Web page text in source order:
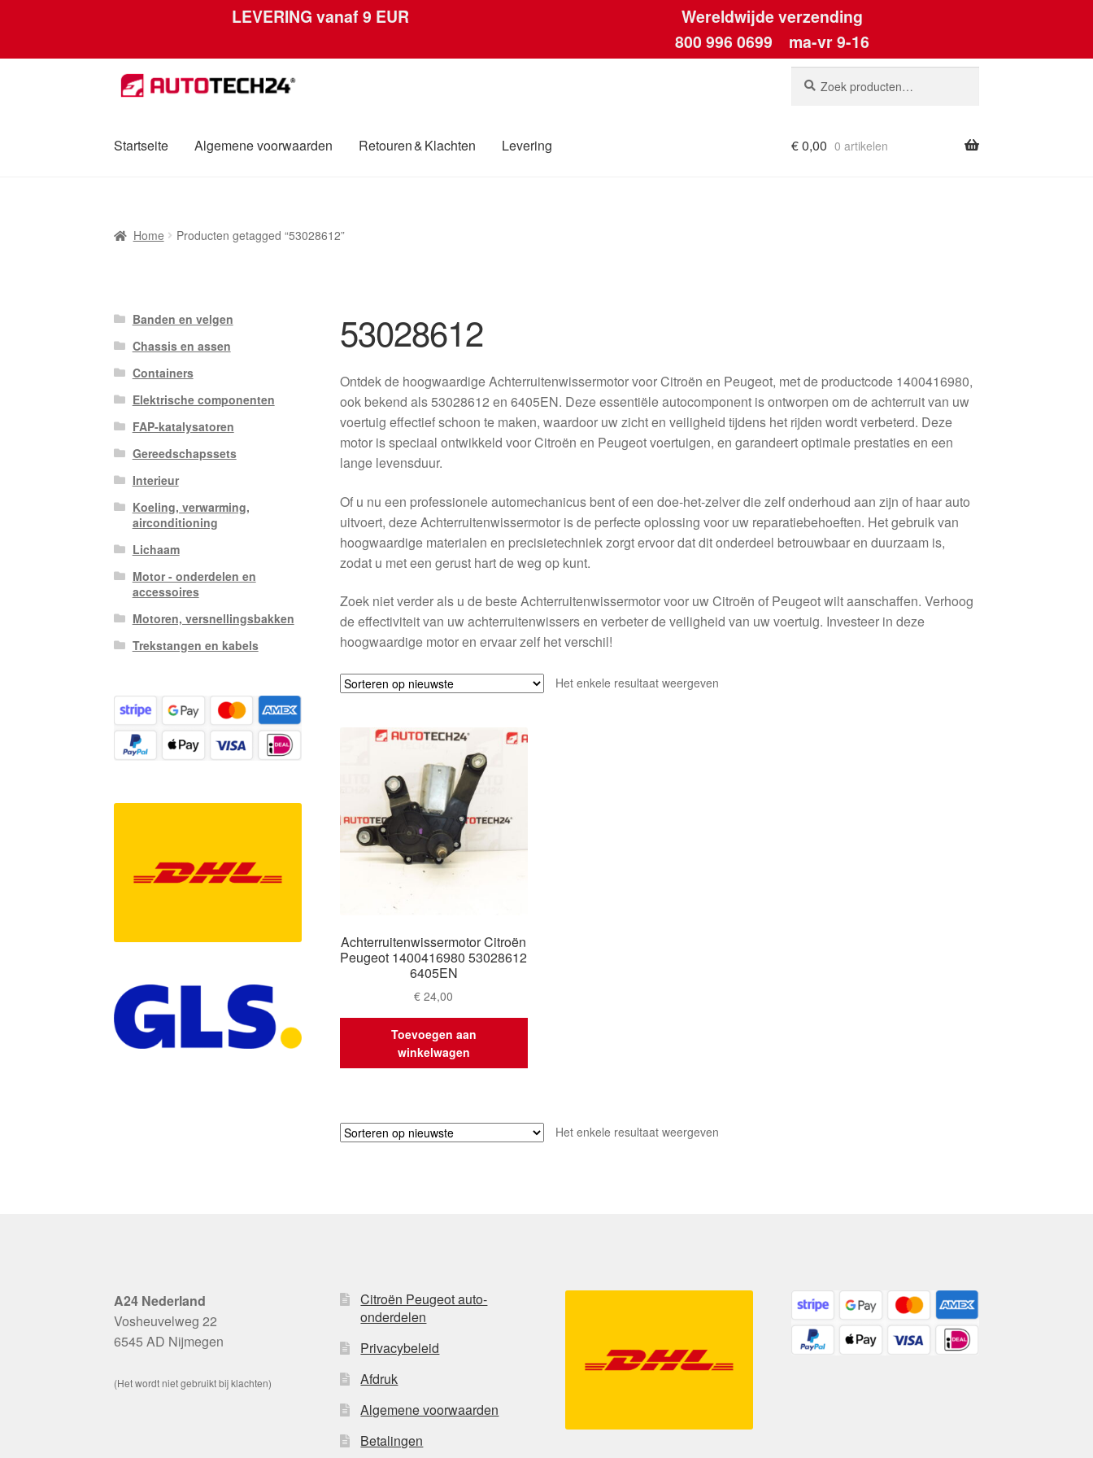
LEVERING vanaf 9 EUR
Wereldwijde verzending
800 996 0699 ma-vr 9-16
Ga
door
navigatie
Ga
naar
inhoud
naar:
Startseite Algemene voorwaarden Retouren & Klachten Levering
Over ons PrivacybeleidWereldwijde verzending
€0,00 0 artikelen
Home Producten getagged “53028612”
53028612
Ontdek de hoogwaardige Achterruitenwissermotor voor Citroën en Peugeot, met de productcode 1400416980,
ook bekend als 53028612 en 6405EN. Deze essentiële autocomponent is ontworpen om de achterruit van uw
voertuig effectief schoon te maken, waardoor uw zicht en veiligheid tijdens het rijden wordt verbeterd. Deze
motor is speciaal ontwikkeld voor Citroën en Peugeot voertuigen, en garandeert optimale prestaties en een
lange levensduur.
Of u nu een professionele automechanicus bent of een doe-het-zelver die zelf onderhoud aan zijn of haar auto
uitvoert, deze Achterruitenwissermotor is de perfecte oplossing voor uw reparatiebehoeften. Het gebruik van
hoogwaardige materialen en precisietechniek zorgt ervoor dat dit onderdeel betrouwbaar en duurzaam is,
zodat u met een gerust hart de weg op kunt.
Zoek niet verder als u de beste Achterruitenwissermotor voor uw Citroën of Peugeot wilt aanschaffen. Verhoog
de effectiviteit van uw achterruitenwissers en verbeter de veiligheid van uw voertuig. Investeer in deze
hoogwaardige motor en ervaar zelf het verschil!
Het enkele resultaat weergeven
Achterruitenwissermotor Citroën
Peugeot 1400416980 53028612
6405EN
€ 24,00
Toevoegen aan
winkelwagen
Het enkele resultaat weergeven
Banden en velgen
Chassis en assen
Containers
Elektrische componenten
FAP-katalysatoren
Gereedschapssets
Interieur
Koeling, verwarming,
airconditioning
Lichaam
Motor - onderdelen en
accessoires
Motoren, versnellingsbakken
Trekstangen en kabels
A24 Nederland
Vosheuvelweg 22
6545 AD Nijmegen
(Het wordt niet gebruikt bij klachten)
Citroën Peugeot auto-
onderdelen
Privacybeleid
Afdruk
Algemene voorwaarden
Betalingen